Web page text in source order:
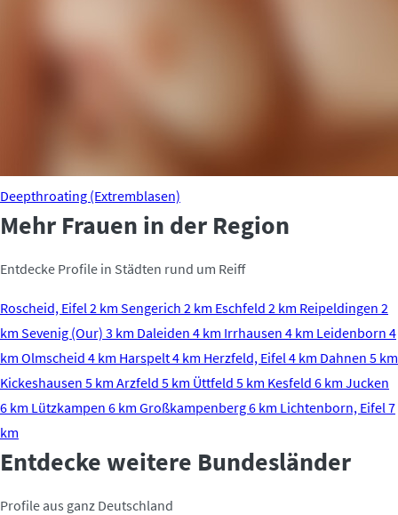
Deepthroating (Extremblasen)
Mehr Frauen in der Region
Entdecke Profile in Städten rund um Reiff
Roscheid, Eifel2 km Sengerich 2 km Eschfeld 2 km Reipeldingen 2
km Sevenig (Our) 3 km Daleiden 4 km Irrhausen 4 km Leidenborn 4
km Olmscheid 4 km Harspelt4 km Herzfeld, Eifel4 km Dahnen 5 km
Kickeshausen 5 km Arzfeld 5 km Üttfeld 5 km Kesfeld 6 km Jucken
6 km Lützkampen 6 km Großkampenberg6 km Lichtenborn, Eifel7
km
Entdecke weitere Bundesländer
Profile aus ganz Deutschland